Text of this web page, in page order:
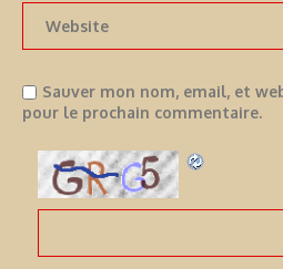
Sauver mon nom, email, et
pour le prochain commentaire.